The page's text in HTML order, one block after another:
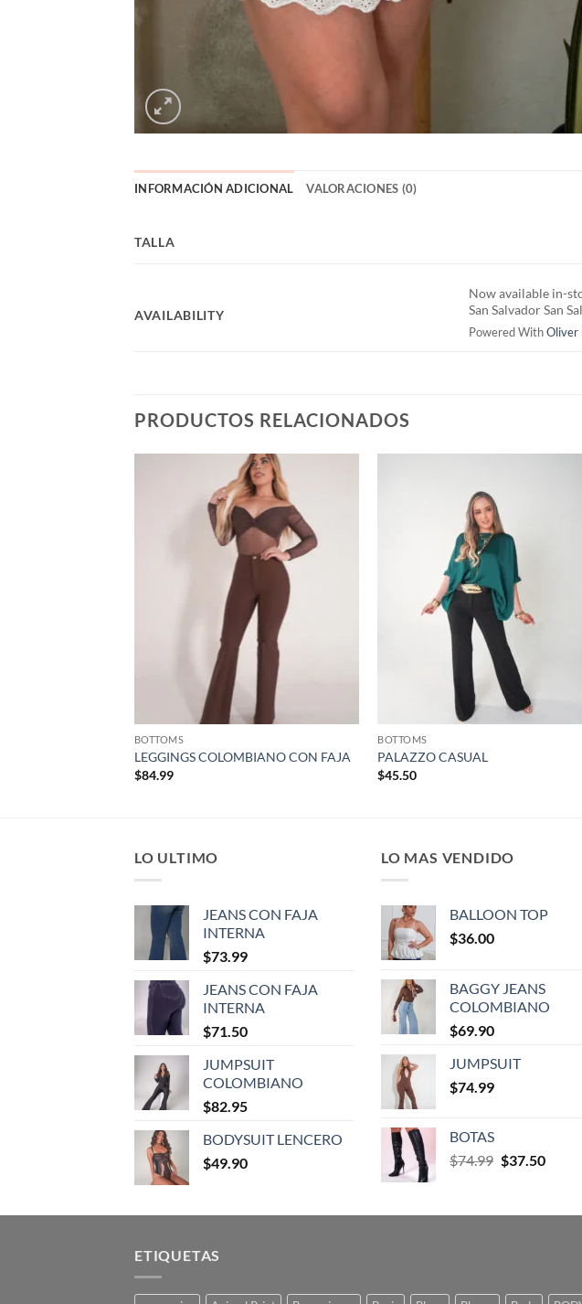
INFORMACIÓN ADICIONAL VALORACIONES (0)
TALLA
AVAILABILITY
Now available in-
San Salvador San
Powered WithOliver
PRODUCTOS RELACIONADOS
lista de
deseos
BOTTOMS
LEGGINGS COLOMBIANO CON FAJA
$84.99
BOTTOMS
PALAZZO CASUAL
$45.50
LO ULTIMO
JEANS CON FAJA
INTERNA
$73.99
JEANS CON FAJA
INTERNA
$71.50
JUMPSUIT
COLOMBIANO
$82.95
BODYSUIT LENCERO
$49.90
LO MAS VENDIDO
BALLOON TOP
$36.00
BAGGY JEANS
COLOMBIANO
$69.90
JUMPSUIT
$74.99
BOTAS
$74.99 $37.50
ETIQUETAS